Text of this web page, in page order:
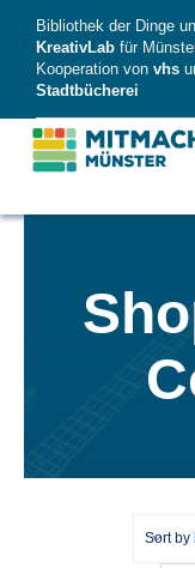
content
Bibliothek der Dinge
KreativLab für
Kooperation von vhs
Stadtbücherei
Sort by